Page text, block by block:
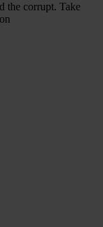
the corrupt. Take